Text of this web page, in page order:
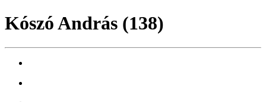
Kószó András (138)